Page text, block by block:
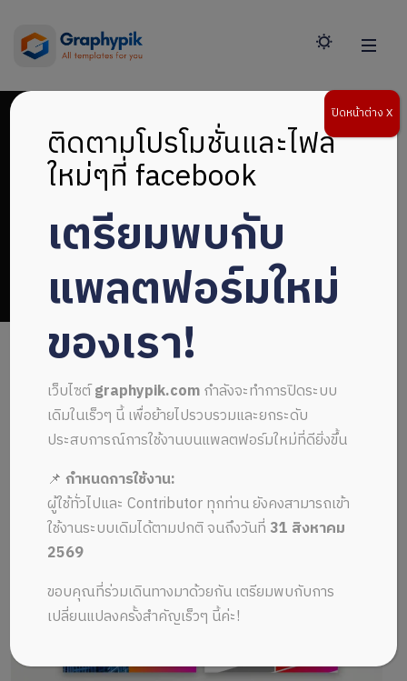
DESIGN
ALL MUSIC FROM DESIGN
0 Sale
ติดตามโปรโมชั่นและไฟล์
ใหม่ๆที่ facebook
เตรียมพบกับ
แพลตฟอร์มใหม่
ของเรา!
เว็บไซต์graphypik.comกำลังจะทำการปิดระบบ
เดิมในเร็วๆ นี้ เพื่อย้ายไปรวบรวมและยกระดับ
ประสบการณ์การใช้งานบนแพลตฟอร์มใหม่ที่ดียิ่งขึ้น
📌กำหนดการใช้งาน:
ผู้ใช้ทั่วไปและ Contributor ทุกท่าน ยังคงสามารถเข้า
ใช้งานระบบเดิมได้ตามปกติ จนถึงวันที่ 31 สิงหาคม
2569
ขอบคุณที่ร่วมเดินทางมาด้วยกัน เตรียมพบกับการ
เปลี่ยนแปลงครั้งสำคัญเร็วๆ นี้ค่ะ!
ปิดหน้าต่าง X